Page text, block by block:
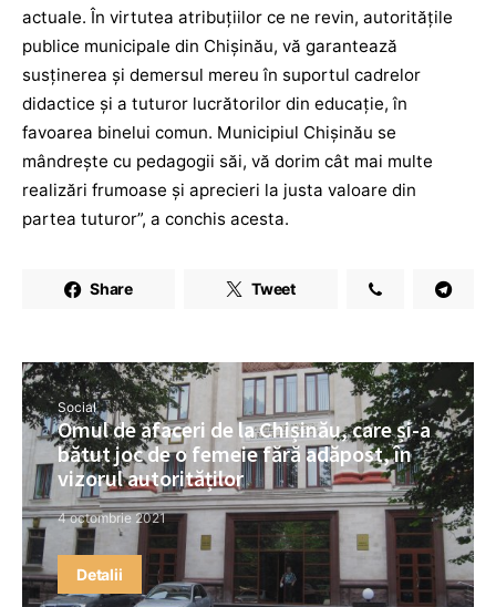
actuale. În virtutea atribuțiilor ce ne revin, autoritățile
publice municipale din Chișinău, vă garantează
susținerea și demersul mereu în suportul cadrelor
didactice și a tuturor lucrătorilor din educație, în
favoarea binelui comun. Municipiul Chişinău se
mândreşte cu pedagogii săi, vă dorim cât mai multe
realizări frumoase şi aprecieri la justa valoare din
partea tuturor”, a conchis acesta.
Share Tweet
Social
Omul de afaceri de la Chișinău, care și-a
bătut joc de o femeie fără adăpost, în
vizorul autorităților
4 octombrie 2021
Detalii